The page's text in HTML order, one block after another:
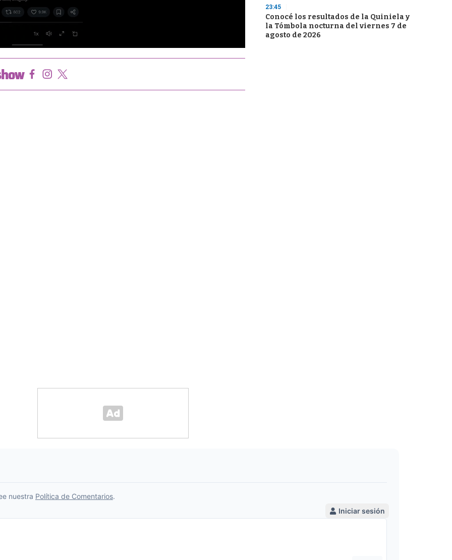
23:45
Conocé los resultados de la Quiniela y
la Tómbola nocturna del viernes 7 de
agosto de 2026